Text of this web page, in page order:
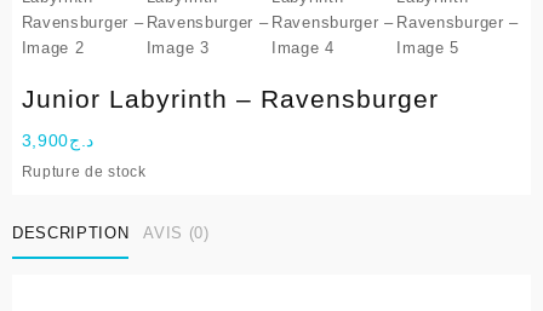
Junior Labyrinth – Ravensburger
د.ج3,900
Rupture de stock
DESCRIPTION AVIS (0)